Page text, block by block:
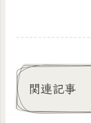
関連記事